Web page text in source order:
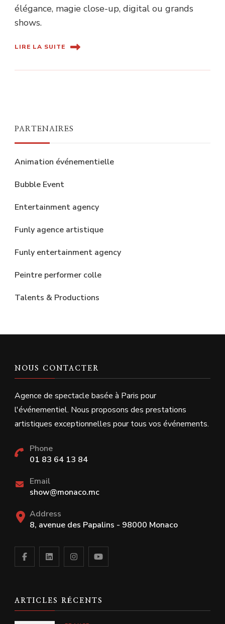
élégance, magie close-up, digital ou grands
shows.
LIRE LA SUITE
PARTENAIRES
Animation événementielle
Bubble Event
Entertainment agency
Funly agence artistique
Funly entertainment agency
Peintre performer colle
Talents & Productions
NOUS CONTACTER
Agence de spectacle basée à Paris pour
l'événementiel. Nous proposons des prestations
artistiques exceptionnelles pour tous vos événements.
Phone
01 83 64 13 84
Email
show@monaco.mc
Address
8, avenue des Papalins - 98000 Monaco
ARTICLES RÉCENTS